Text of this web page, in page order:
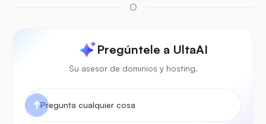
O
Pregúntele a UltaAI
Su asesor de dominios y hosting.